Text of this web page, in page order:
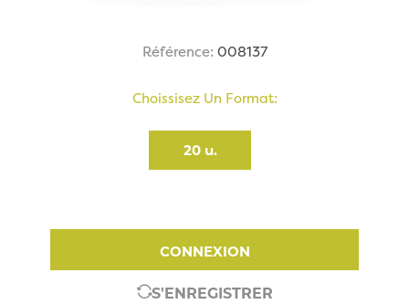
Référence: 008137
Choissisez Un Format:
20 u.
CONNEXION
S'ENREGISTRER